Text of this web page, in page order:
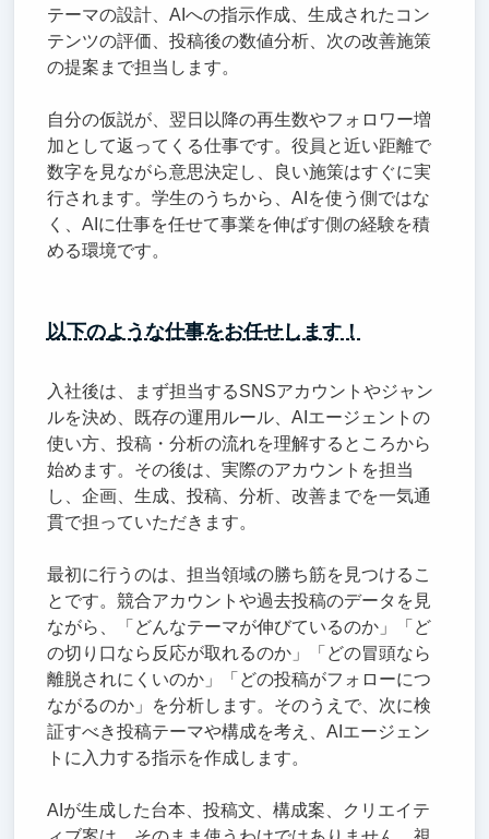
テーマの設計、AIへの指示作成、生成されたコン
テンツの評価、投稿後の数値分析、次の改善施策
の提案まで担当します。
自分の仮説が、翌日以降の再生数やフォロワー増
加として返ってくる仕事です。役員と近い距離で
数字を見ながら意思決定し、良い施策はすぐに実
行されます。学生のうちから、AIを使う側ではな
く、AIに仕事を任せて事業を伸ばす側の経験を積
める環境です。
以下のような仕事をお任せします！
入社後は、まず担当するSNSアカウントやジャン
ルを決め、既存の運用ルール、AIエージェントの
使い方、投稿・分析の流れを理解するところから
始めます。その後は、実際のアカウントを担当
し、企画、生成、投稿、分析、改善までを一気通
貫で担っていただきます。
最初に行うのは、担当領域の勝ち筋を見つけるこ
とです。競合アカウントや過去投稿のデータを見
ながら、「どんなテーマが伸びているのか」「ど
の切り口なら反応が取れるのか」「どの冒頭なら
離脱されにくいのか」「どの投稿がフォローにつ
ながるのか」を分析します。そのうえで、次に検
証すべき投稿テーマや構成を考え、AIエージェン
トに入力する指示を作成します。
AIが生成した台本、投稿文、構成案、クリエイテ